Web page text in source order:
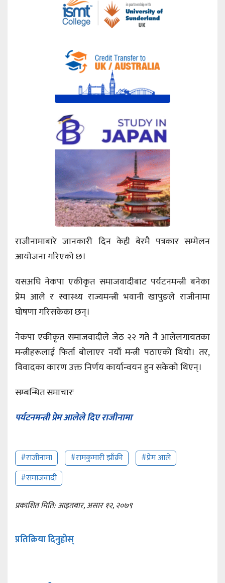
राजीनामाबारे जानकारी दिन केही बेरमै पत्रकार सम्मेलन
आयोजना गरिएको छ।
यसअघि नेकपा एकीकृत समाजवादीबाट पर्यटनमन्त्री बनेका
प्रेम आले र स्वास्थ्य राज्यमन्त्री भवानी खापुङले राजीनामा
घोषणा गरिसकेका छन्।
नेकपा एकीकृत समाजवादीले जेठ २२ गते नै आलेलगायतका
मन्त्रीहरूलाई फिर्ता बोलाएर नयाँ मन्त्री पठाएको थियो। तर,
विवादका कारण उक्त निर्णय कार्यान्वयन हुन सकेको थिएन्।
सम्बन्धित समाचारः
पर्यटनमन्त्री प्रेम आलेले दिए राजीनामा
#राजीनामा #रामकुमारी झाँक्री
#प्रेम आले
#समाजवादी
प्रकाशित मिति: आइतबार, असार १२, २०७९
प्रतिक्रिया दिनुहोस्